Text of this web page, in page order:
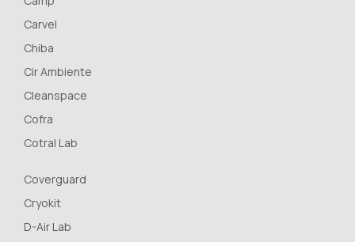
Carvel
Chiba
Cir Ambiente
Cleanspace
Cofra
Cotral Lab
Coverguard
Cryokit
D-Air Lab